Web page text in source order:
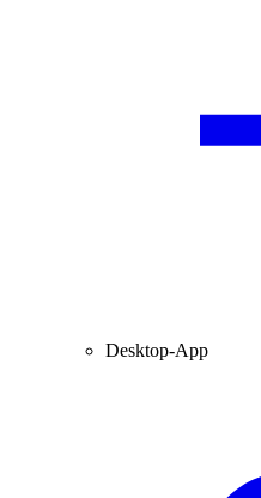
Desktop-App